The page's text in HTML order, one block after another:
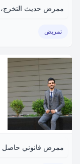
تمريض
ممرض قانوني حاصل